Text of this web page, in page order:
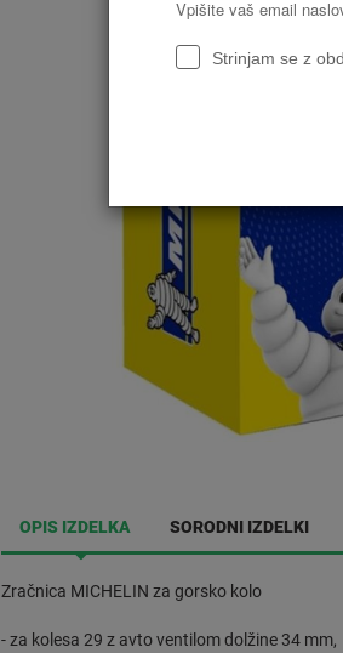
Vpišite vaš email
Strinjam se z
OPIS IZDELKA SORODNI IZDELKI
Zračnica MICHELIN za gorsko kolo
- za kolesa 29 z avto ventilom dolžine 34 mm,